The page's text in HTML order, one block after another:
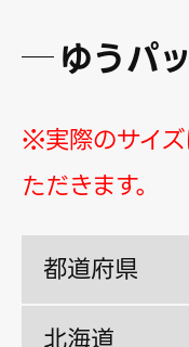
ゆうパ
※実際のサイ
ただきます。
都道府県